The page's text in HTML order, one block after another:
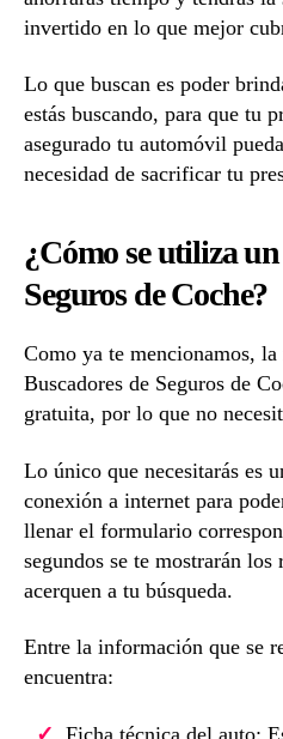
invertido en lo que mejor
Lo que buscan es poder
estás buscando, para que tu
asegurado tu automóvil
necesidad de sacrificar tu
¿Cómo se utiliza
Seguros de Coche?
Como ya te mencionamos,
Buscadores de Seguros de
gratuita, por lo que no
Lo único que necesitarás es
conexión a internet para
llenar el formulario
segundos se te mostrarán los
acerquen a tu búsqueda.
Entre la información que se
encuentra:
Ficha técnica del auto: